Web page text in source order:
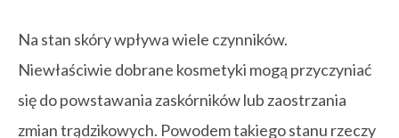
Na stan skóry wpływa wiele czynników.
Niewłaściwie dobrane kosmetyki mogą przyczyniać
się do powstawania zaskórników lub zaostrzania
zmian trądzikowych. Powodem takiego stanu rzeczy